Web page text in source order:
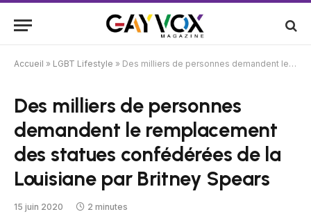
Accueil » LGBT Lifestyle » Des milliers de personnes demandent le remplacement des statues confédérées de la Louisiane par Britney Spears
Des milliers de personnes
demandent le remplacement
des statues confédérées de la
Louisiane par Britney Spears
15 juin 2020 2 minutes